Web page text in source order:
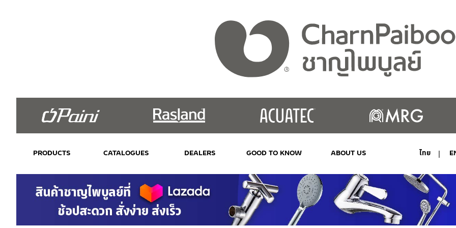
PRODUCTS CATALOGUES DEALERS GOOD TO KNOW ABOUT US ไทย